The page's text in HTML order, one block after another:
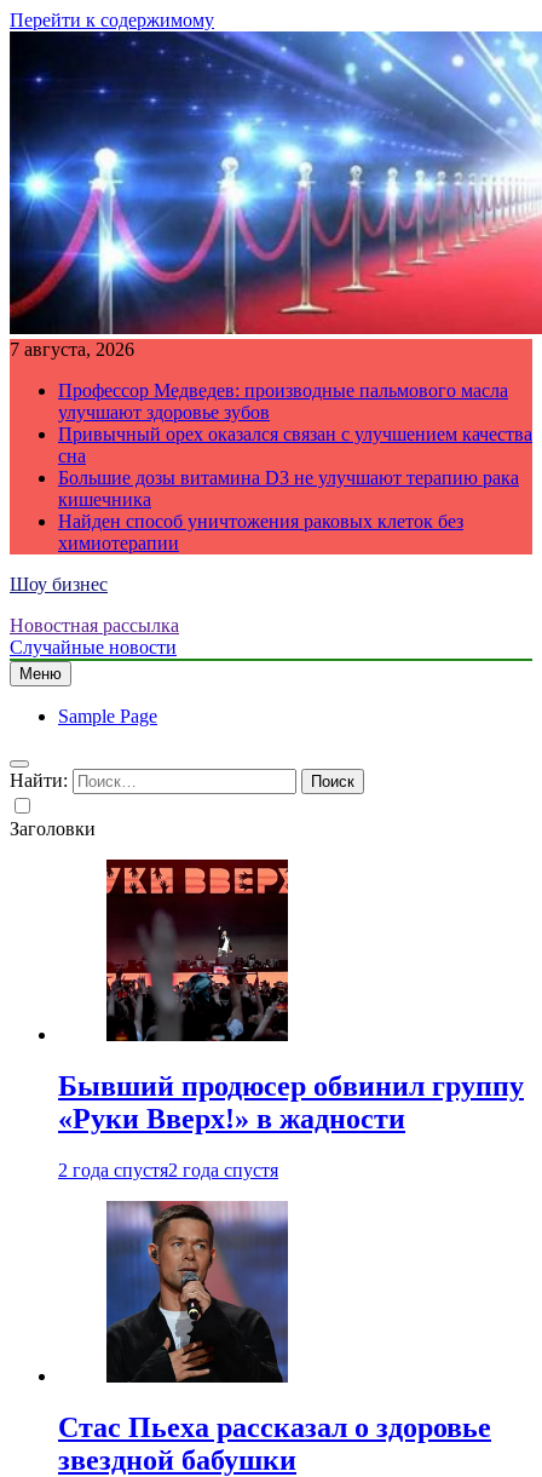
Перейти к содержимому
7 августа, 2026
Профессор Медведев: производные пальмового масла
улучшают здоровье зубов
Привычный орех оказался связан с улучшением качества
сна
Большие дозы витамина D3 не улучшают терапию рака
кишечника
Найден способ уничтожения раковых клеток без
химиотерапии
Шоу бизнес
Новостная рассылка
Случайные новости
Меню
Sample Page
Найти:
Заголовки
Бывший продюсер обвинил группу
«Руки Вверх!» в жадности
2 года спустя2 года спустя
Стас Пьеха рассказал о здоровье
звездной бабушки